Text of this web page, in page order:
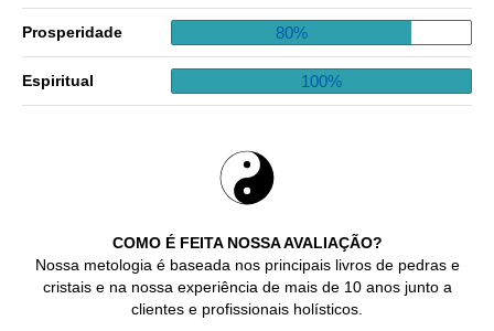
COMO É FEITA NOSSA AVALIAÇÃO?
Nossa metologia é baseada nos principais livros de pedras e
cristais e na nossa experiência de mais de 10 anos junto a
clientes e profissionais holísticos.
Prosperidade 80%
Espiritual 100%